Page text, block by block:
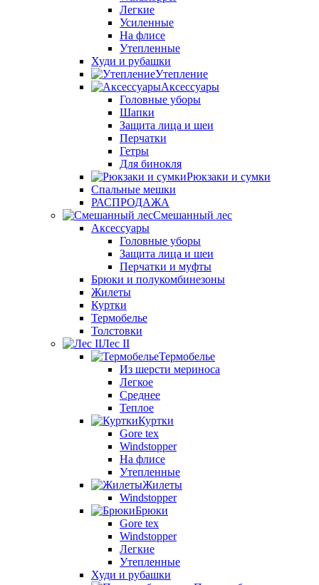
Легкие
Усиленные
На флисе
Утепленные
Худи и рубашки
Утепление
Аксессуары
Головные уборы
Шапки
Защита лица и шеи
Перчатки
Гетры
Для бинокля
Рюкзаки и сумки
Спальные мешки
РАСПРОДАЖА
Смешанный лес
Аксессуары
Головные уборы
Защита лица и шеи
Перчатки и муфты
Брюки и полукомбинезоны
Жилеты
Куртки
Термобелье
Толстовки
Лес II
Термобелье
Из шерсти мериноса
Легкое
Среднее
Теплое
Куртки
Gore tex
Windstopper
На флисе
Утепленные
Жилеты
Windstopper
Брюки
Gore tex
Windstopper
Легкие
Утепленные
Худи и рубашки